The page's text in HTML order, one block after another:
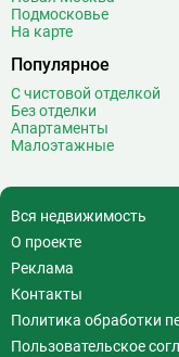
Подмосковье
На карте
Популярное
С чистовой отделкой
Без отделки
Апартаменты
Малоэтажные
Вся недвижимость
О проекте
Реклама
Контакты
Политика обработки
Пользовательское